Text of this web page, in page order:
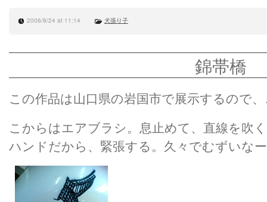
2006/8/24 at 11:14 犬張り子
錦帯橋
この作品は山口県の岩国市で展示するので
こからはエアブラシ。息止めて、直線を吹
ハンドだから、緊張する。久々でむずいな